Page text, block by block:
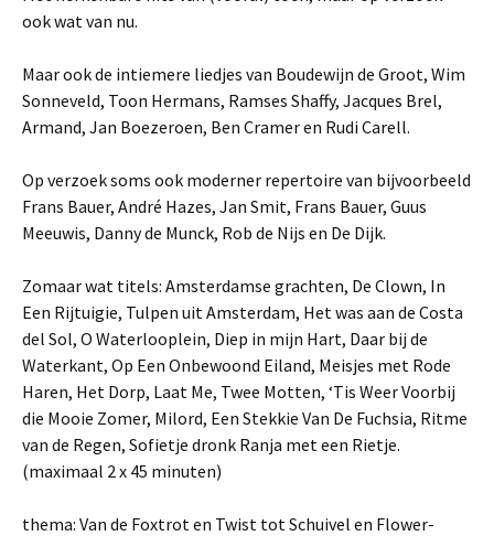
ook wat van nu.
Maar ook de intiemere liedjes van Boudewijn de Groot, Wim
Sonneveld, Toon Hermans, Ramses Shaffy, Jacques Brel,
Armand, Jan Boezeroen, Ben Cramer en Rudi Carell.
Op verzoek soms ook moderner repertoire van bijvoorbeeld
Frans Bauer, André Hazes, Jan Smit, Frans Bauer, Guus
Meeuwis, Danny de Munck, Rob de Nijs en De Dijk.
Zomaar wat titels: Amsterdamse grachten, De Clown, In
Een Rijtuigie, Tulpen uit Amsterdam, Het was aan de Costa
del Sol, O Waterlooplein, Diep in mijn Hart, Daar bij de
Waterkant, Op Een Onbewoond Eiland, Meisjes met Rode
Haren, Het Dorp, Laat Me, Twee Motten, ‘Tis Weer Voorbij
die Mooie Zomer, Milord, Een Stekkie Van De Fuchsia, Ritme
van de Regen, Sofietje dronk Ranja met een Rietje.
(maximaal 2 x 45 minuten)
thema: Van de Foxtrot en Twist tot Schuivel en Flower-